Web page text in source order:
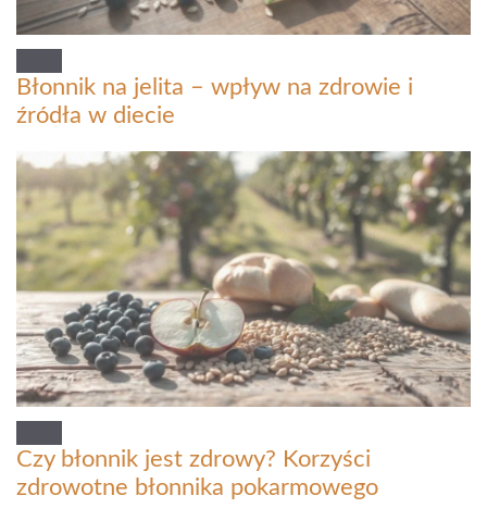
Błonnik na jelita – wpływ na zdrowie i
źródła w diecie
Czy błonnik jest zdrowy? Korzyści
zdrowotne błonnika pokarmowego